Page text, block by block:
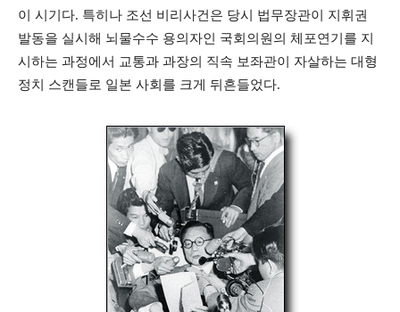
이 시기다. 특히나 조선 비리사건은 당시 법무장관이 지휘권
발동을 실시해 뇌물수수 용의자인 국회의원의 체포연기를 지
시하는 과정에서 교통과 과장의 직속 보좌관이 자살하는 대형
정치 스캔들로 일본 사회를 크게 뒤흔들었다.